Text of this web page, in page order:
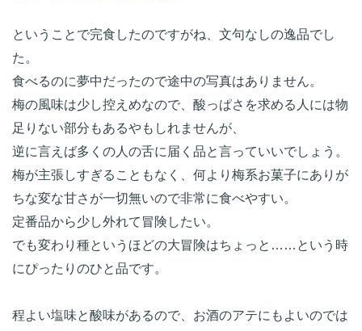
ということで完食したのですがね、文句なしの逸品でし
た。
食べるのに夢中だったので途中の写真はありません。
梅の風味は少し控えめなので、酸っぱさを求める人には物
足りない部分もあるやもしれませんが、
逆に言えば多くの人の舌に届く品と言っていいでしょう。
梅が主張しすぎることもなく、何より梅系お菓子にありが
ちな変な甘さが一切無いので非常に食べやすい。
定番品から少し外れて冒険したい。
でも変わり種というほどの大冒険はちょっと……という時
にぴったりのひと品です。
程よい塩味と酸味があるので、お酒のアテにもよいのでは